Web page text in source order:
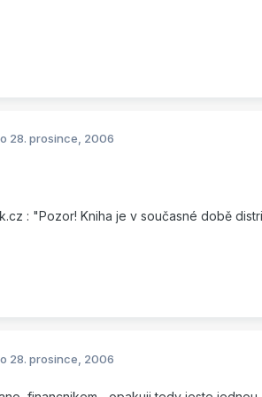
28. prosince, 2006
: "Pozor! Kniha je v současné době
28. prosince, 2006